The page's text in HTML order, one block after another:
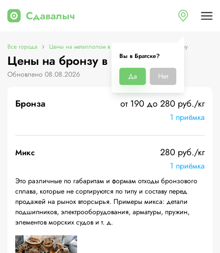
Вы в Братске?
Да Нет
Все города Цены на металлолом в Братске Цены на бронзу
Цены на бронзу в Братске
Обновлено 08.08.2026
Бронза от 190 до 280 руб./кг
1 приёмка
Микс 280 руб./кг
1 приёмка
Это различные по габаритам и формам отходы бронзового
сплава, которые не сортируются по типу и составу перед
продажей на рынок вторсырья. Примеры микса: детали
подшипников, электрооборудования, арматуры, пружин,
элементов морских судов и т. д.